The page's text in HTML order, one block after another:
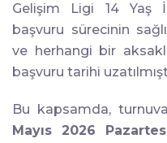
Gelişim Ligi 14 Yaş
başvuru sürecinin
ve herhangi bir
başvuru tarihi
Bu kapsamda,
Mayıs 2026